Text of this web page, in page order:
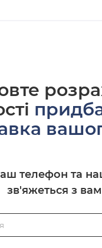
телефон та
зв'яжеться з